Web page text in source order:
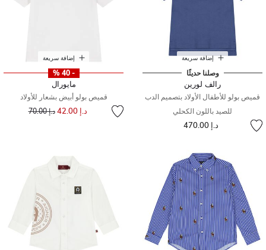
إضافة سريعة
وصلنا حديثًا
رالف لورين
قميص بولو للأطفال الأولاد بتصميم الدب
للصيد باللون الكحلي
د.إ 470.00
إضافة سريعة
- 40 %
مايورال
قميص بولو أبيض بشعار للأولاد
د.إ 42.00 سعر مخفض من
د.إ 70.00 إلى